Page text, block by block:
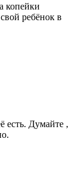
копейки
ребёнок в
есть. Думайте ,